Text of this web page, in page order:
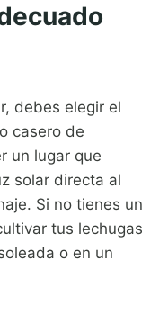
debes elegir el
casero de
un lugar que
solar directa al
Si no tienes un
tus lechugas
o en un